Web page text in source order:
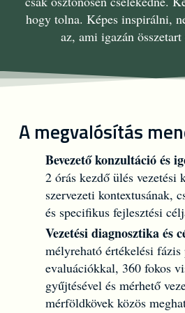
hogy tolna. Képes inspirálni,
az, ami igazán
A megvalósítás
Bevezető konzultáció és
2 órás kezdő ülés vezetési
szervezeti kontextusának,
és specifikus fejlesztési
Vezetési diagnosztika és
mélyreható értékelési
evaluációkkal, 360 fokos
gyűjtésével és mérhető
mérföldkövek közös